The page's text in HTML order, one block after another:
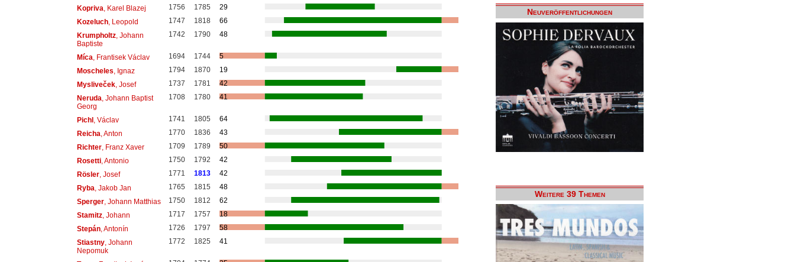
Kopriva, Karel Blazej 1756 1785
29
Kozeluch, Leopold 1747 1818
66
Krumpholtz, Johann
Baptiste
1742 1790 48
Míca, Frantisek Václav 1694 1744
5
Moscheles, Ignaz 1794 1870
19
Mysliveček, Josef 1737 1781
42
Neruda, Johann Baptist
Georg
1708 1780 41
Pichl , Václav 1741 1805
64
Reicha, Anton 1770 1836
43
Richter, Franz Xaver 1709 1789
50
Rosetti, Antonio 1750 1792
42
Rösler, Josef 1771 1813
42
Ryba, Jakob Jan 1765 1815
48
Sperger, Johann Matthias 1750 1812
62
Stamitz, Johann 1717 1757
18
Stepán, Antonín 1726 1797
58
Stiastny, Johann
Nepomuk
1772 1825 41
Neuveröffentlichungen
Weitere 39 Themen